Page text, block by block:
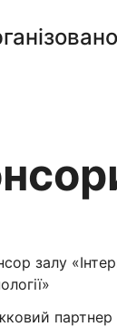
залу
партнер